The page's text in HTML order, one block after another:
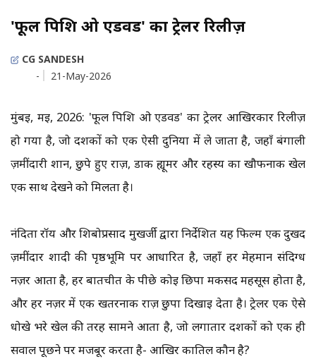
'फूल पिशि ओ एडवर्ड' का ट्रेलर रिलीज़
CG SANDESH
-
21-May-2026
मुंबई, मई, 2026: 'फूल पिशि ओ एडवर्ड' का ट्रेलर आखिरकार रिलीज़
हो गया है, जो दर्शकों को एक ऐसी दुनिया में ले जाता है, जहाँ बंगाली
ज़मींदारी शान, छुपे हुए राज़, डार्क ह्यूमर और रहस्य का खौफनाक खेल
एक साथ देखने को मिलता है।
नंदिता रॉय और शिबोप्रसाद मुखर्जी द्वारा निर्देशित यह फिल्म एक दुखद
ज़मींदार शादी की पृष्ठभूमि पर आधारित है, जहाँ हर मेहमान संदिग्ध
नज़र आता है, हर बातचीत के पीछे कोई छिपा मकसद महसूस होता है,
और हर नज़र में एक खतरनाक राज़ छुपा दिखाई देता है। ट्रेलर एक ऐसे
धोखे भरे खेल की तरह सामने आता है, जो लगातार दर्शकों को एक ही
सवाल पूछने पर मजबूर करता है- आखिर कातिल कौन है?